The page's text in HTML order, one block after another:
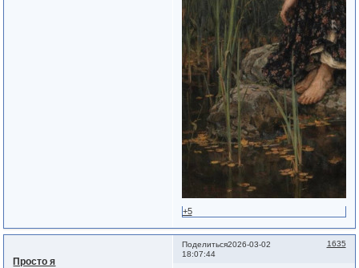
+5
Поделиться 1635
2026-03-02
18:07:44
Просто я